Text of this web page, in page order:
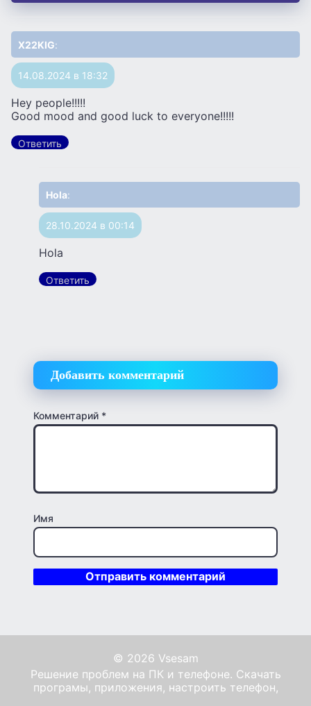
X22KIG:
14.08.2024 в 18:32
Hey people!!!!!
Good mood and good luck to everyone!!!!!
Ответить
Hola:
28.10.2024 в 00:14
Hola
Ответить
Добавить комментарий
Комментарий *
Имя
© 2026 Vsesam
Решение проблем на ПК и телефоне. Скачать
програмы, приложения, настроить телефон,